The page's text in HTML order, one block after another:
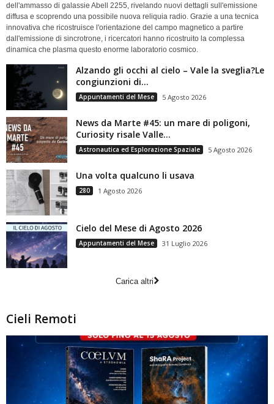
dell'ammasso di galassie Abell 2255, rivelando nuovi dettagli sull'emissione
diffusa e scoprendo una possibile nuova reliquia radio. Grazie a una tecnica
innovativa che ricostruisce l'orientazione del campo magnetico a partire
dall'emissione di sincrotrone, i ricercatori hanno ricostruito la complessa
dinamica che plasma questo enorme laboratorio cosmico.
Alzando gli occhi al cielo – Vale la sveglia?Le
congiunzioni di...
Appuntamenti del Mese 5 Agosto 2026
News da Marte #45: un mare di poligoni,
Curiosity risale Valle...
Astronautica ed Esplorazione Spaziale 5 Agosto 2026
Una volta qualcuno li usava
280 1 Agosto 2026
Cielo del Mese di Agosto 2026
Appuntamenti del Mese 31 Luglio 2026
Carica altri
Cieli Remoti